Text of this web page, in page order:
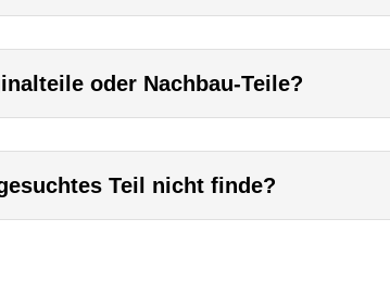
oder Nachbau-Teile?
Teil nicht finde?